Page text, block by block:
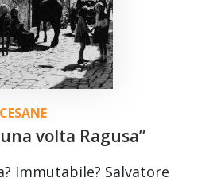
volta Ragusa”
Immutabile? Salvatore